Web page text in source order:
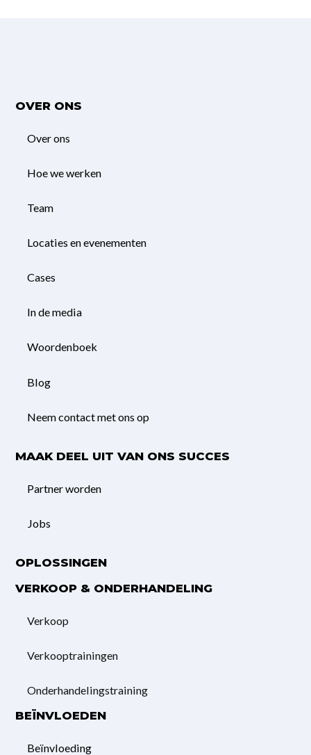
OVER ONS
Over ons
Hoe we werken
Team
Locaties en evenementen
Cases
In de media
Woordenboek
Blog
Neem contact met ons op
MAAK DEEL UIT VAN ONS SUCCES
Partner worden
Jobs
OPLOSSINGEN
VERKOOP & ONDERHANDELING
Verkoop
Verkooptrainingen
Onderhandelings­training
BEÏNVLOEDEN
Beïnvloeding